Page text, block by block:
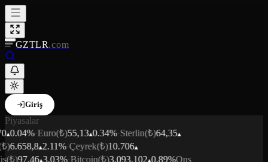
GZTLR.com
Giriş
Piyasalar
0.04%·Euro(₺)55,13 0.34%·Sterlin(₺)64,35
6.658,8 2.11%·Çeyrek(₺)10.706
(₺)97,46 3.03%·Bitcoin(₺)3.093.102 0.89%Ons